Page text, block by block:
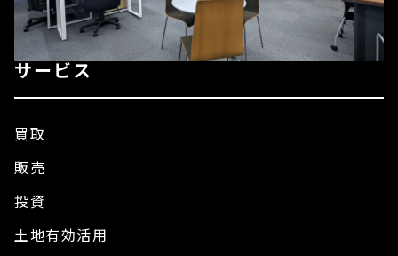
サービス
買取
販売
投資
土地有効活用